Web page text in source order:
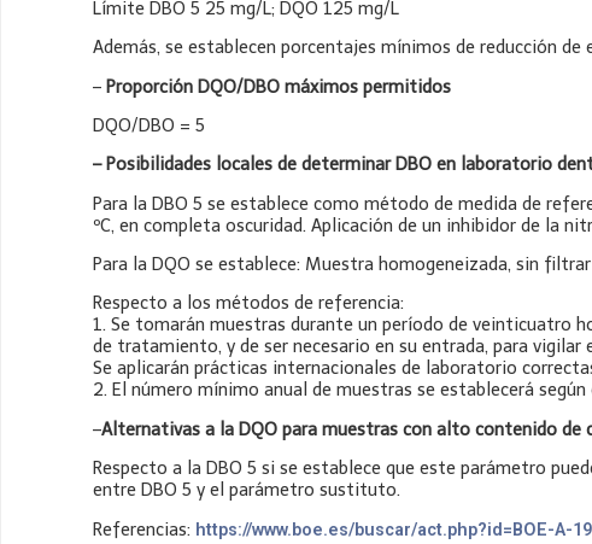
Límite DBO 5 25 mg/L; DQO 125 mg/L
Además, se establecen porcentajes mínimos de reducción
– Proporción DQO/DBO máximos permitidos
DQO/DBO = 5
– Posibilidades locales de determinar DBO en laboratorio
Para la DBO 5 se establece como método de medida de
ºC, en completa oscuridad. Aplicación de un inhibidor de la
Para la DQO se establece: Muestra homogeneizada, sin
Respecto a los métodos de referencia:
1. Se tomarán muestras durante un período de veinticuatro
de tratamiento, y de ser necesario en su entrada, para
Se aplicarán prácticas internacionales de laboratorio
2. El número mínimo anual de muestras se establecerá
–Alternativas a la DQO para muestras con alto contenido de
Respecto a la DBO 5 si se establece que este parámetro
entre DBO 5 y el parámetro sustituto.
Referencias: https://www.boe.es/buscar/act.php?id=BOE-A-